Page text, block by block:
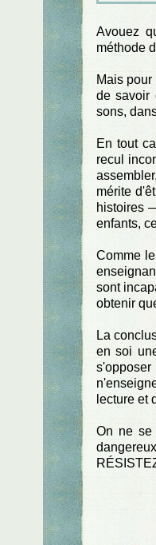
Avouez
méthode
Mais
de savoir
sons,
En tout
recul
mérite
histoires
enfants,
Comme
sont
obtenir
La
en soi
lecture et
On ne se